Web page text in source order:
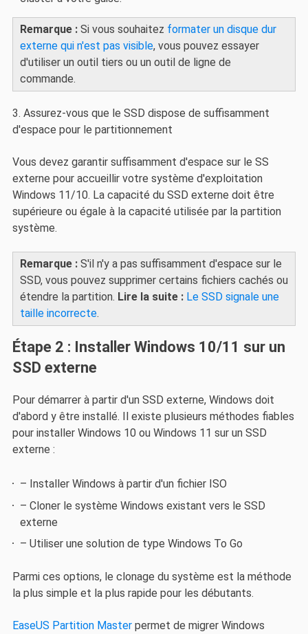
Remarque :Si vous souhaitez formater un disque dur
externe qui n'est pas visible, vous pouvez essayer
d'utiliser un outil tiers ou un outil de ligne de
commande.
3. Assurez-vous que le SSD dispose de suffisamment
d'espace pour le partitionnement
Vous devez garantir suffisamment d'espace sur le SS
externe pour accueillir votre système d'exploitation
Windows 11/10. La capacité du SSD externe doit être
supérieure ou égale à la capacité utilisée par la partition
système.
Remarque :S'il n'y a pas suffisamment d'espace sur le
SSD, vous pouvez supprimer certains fichiers cachés ou
étendre la partition. Lire la suite : Le SSD signale une
taille incorrecte.
Étape 2 : Installer Windows 10/11 sur un
SSD externe
Pour démarrer à partir d'un SSD externe, Windows doit
d'abord y être installé. Il existe plusieurs méthodes fiables
pour installer Windows 10 ou Windows 11 sur un SSD
externe :
– Installer Windows à partir d'un fichier ISO
– Cloner le système Windows existant vers le SSD
externe
– Utiliser une solution de type Windows To Go
Parmi ces options, le clonage du système est la méthode
la plus simple et la plus rapide pour les débutants.
EaseUS Partition Masterpermet de migrer Windows